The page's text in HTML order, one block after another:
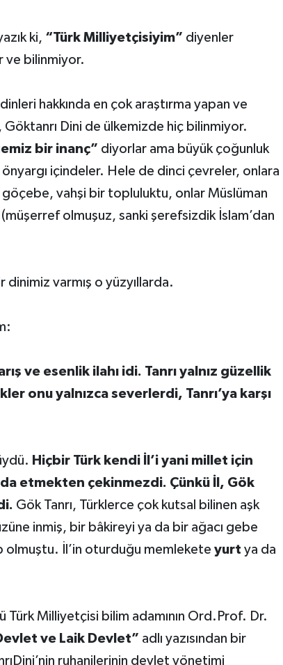
ki, “Türk Milliyetçisiyim” diyenler
ve bilinmiyor.
hakkında en çok araştırma yapan ve
Dini de ülkemizde hiç bilinmiyor.
bir inanç” diyorlar ama büyük çoğunluk
içindeler. Hele de dinci çevreler, onlara
göçebe, vahşi bir topluluktu, onlar Müslüman
olmuşuz, sanki şerefsizdik İslam’dan
dinimiz varmış o yüzyıllarda.
ve esenlik ilahı idi. Tanrı yalnız güzellik
onu yalnızca severlerdi, Tanrı’ya karşı
Hiçbir Türk kendi İl’i yani millet için
etmekten çekinmezdi. Çünkü İl, Gök
Gök Tanrı, Türklerce çok kutsal bilinen aşk
inmiş, bir bâkireyi ya da bir ağacı gebe
olmuştu. İl’in oturduğu memlekete yurt ya da
Türk Milliyetçisi bilim adamının Ord.Prof. Dr.
ve Laik Devlet” adlı yazısından bir
ruhanilerinin devlet yönetimi